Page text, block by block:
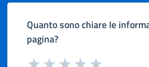
Quanto sono chiare le
pagina?
Valuta da 1 a 5 stelle la pagina